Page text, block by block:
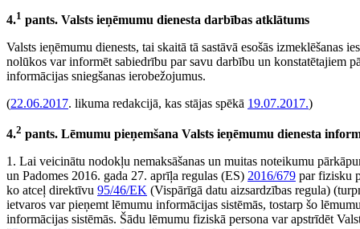
4.1 pants. Valsts ieņēmumu dienesta darbības atklātums
Valsts ieņēmumu dienests, tai skaitā tā sastāvā esošās izmeklēšanas
nolūkos var informēt sabiedrību par savu darbību un konstatētajiem
informācijas sniegšanas ierobežojumus.
(22.06.2017. likuma redakcijā, kas stājas spēkā 19.07.2017.)
4.2 pants. Lēmumu pieņemšana Valsts ieņēmumu dienesta
1. Lai veicinātu nodokļu nemaksāšanas un muitas noteikumu
un Padomes 2016. gada 27. aprīļa regulas (ES) 2016/679 par fizisku
ko atceļ direktīvu 95/46/EK (Vispārīgā datu aizsardzības regula)
ietvaros var pieņemt lēmumu informācijas sistēmās, tostarp šo
informācijas sistēmās. Šādu lēmumu fiziskā persona var apstrīdēt